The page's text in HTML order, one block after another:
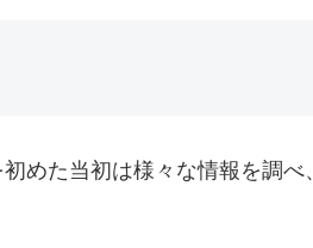
めた当初は様々な情報を調